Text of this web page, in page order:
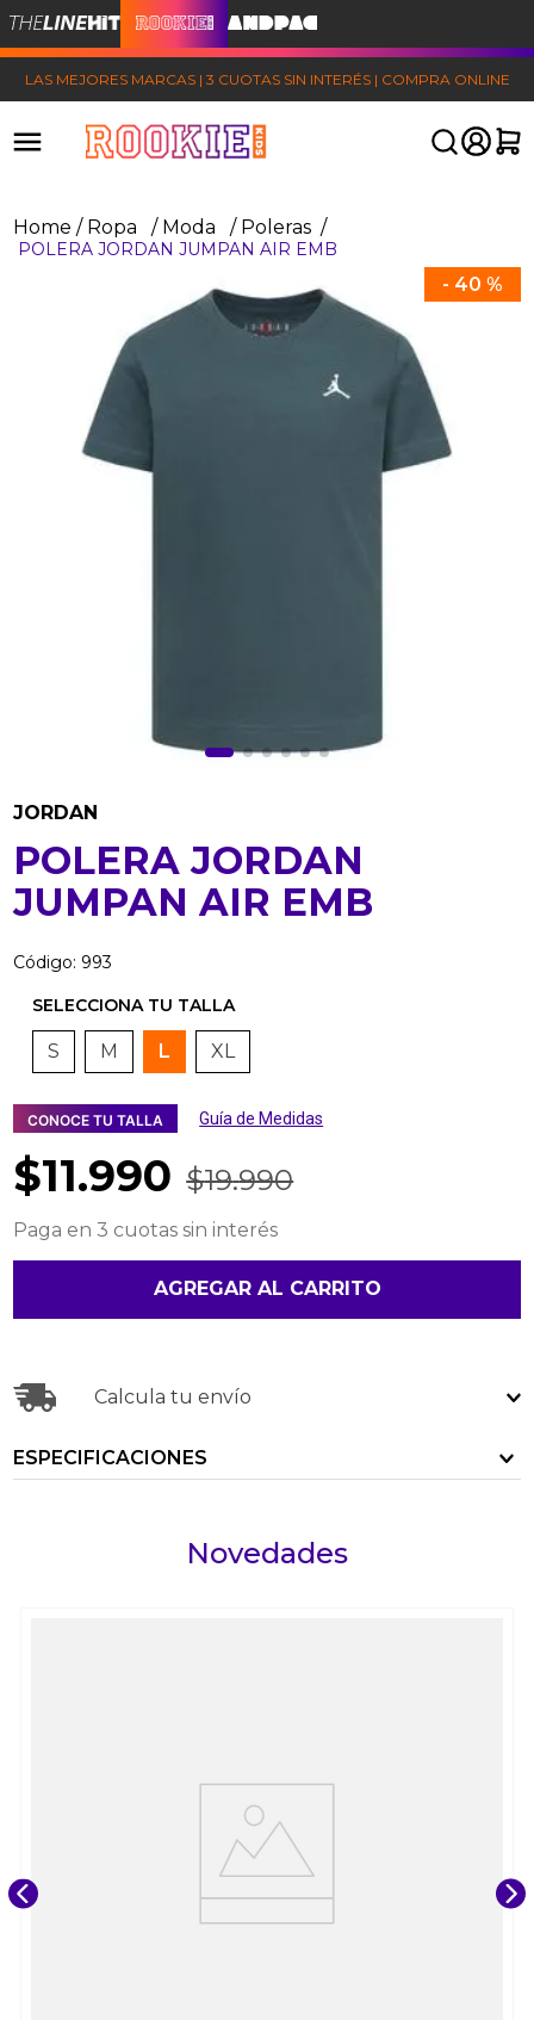
LAS MEJORES MARCAS | 3 CUOTAS SIN INTERÉS | COMPRA ONLINE
Ropa Moda Poleras
POLERA JORDAN JUMPAN AIR EMB
- 40 %
JORDAN
POLERA JORDAN
JUMPAN AIR EMB
Código: 993
S M L XL
CONOCE TU TALLA Guía de Medidas
$11.990 $19.990
Paga en 3 cuotas sin interés
AGREGAR AL CARRITO
Calcula tu envío
ESPECIFICACIONES
Novedades